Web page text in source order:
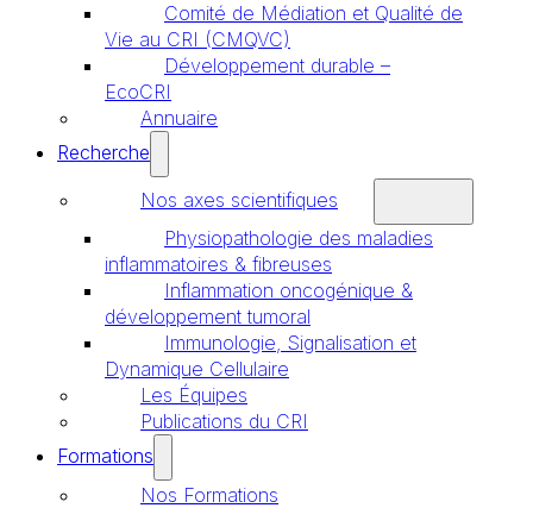
Comité de Médiation et Qualité de
Vie au CRI (CMQVC)
Développement durable –
EcoCRI
Annuaire
Recherche
Nos axes scientifiques
Physiopathologie des maladies
inflammatoires & fibreuses
Inflammation oncogénique &
développement tumoral
Immunologie, Signalisation et
Dynamique Cellulaire
Les Équipes
Publications du CRI
Formations
Nos Formations